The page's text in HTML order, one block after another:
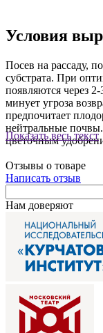
Показать весь текст
Условия
Посев на рассаду,
субстрата. При
появляются через
минует угроза
предпочитает
нейтральные
цветочным
Отзывы о товаре
Написать отзыв
Нам доверяют